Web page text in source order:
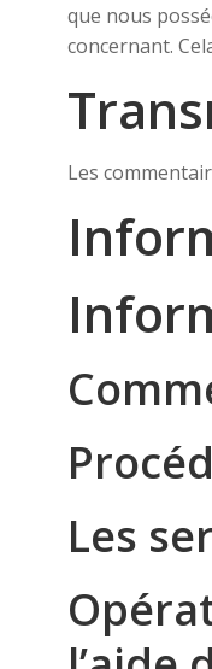
que nous
concernant.
Les
Les